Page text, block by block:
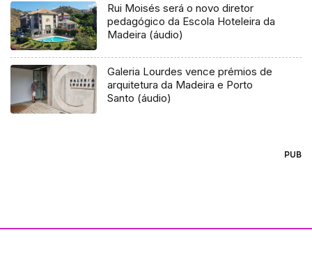
Rui Moisés será o novo diretor
pedagógico da Escola Hoteleira da
Madeira (áudio)
Galeria Lourdes vence prémios de
arquitetura da Madeira e Porto
Santo (áudio)
PUB